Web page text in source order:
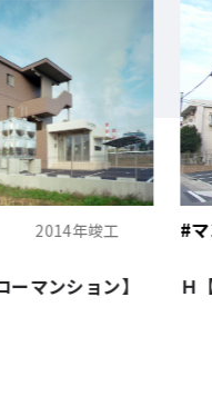
#マンション等
Ｈ【ヒーローマンシ